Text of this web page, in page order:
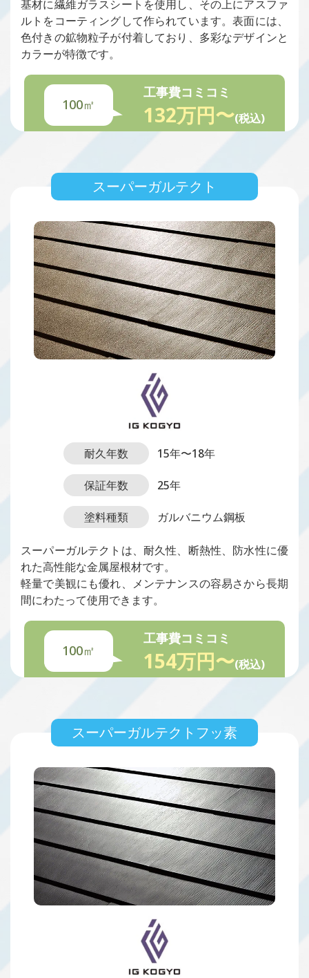
基材に繊維ガラスシートを使用し、その上にアスファ
ルトをコーティングして作られています。表面には、
色付きの鉱物粒子が付着しており、多彩なデザインと
カラーが特徴です。
100㎡
工事費コミコミ
132万円〜(税込)
スーパーガルテクト
耐久年数 15年〜18年
保証年数 25年
塗料種類 ガルバニウム鋼板
スーパーガルテクトは、耐久性、断熱性、防水性に優
れた高性能な金属屋根材です。
軽量で美観にも優れ、メンテナンスの容易さから長期
間にわたって使用できます。
100㎡
工事費コミコミ
154万円〜(税込)
スーパーガルテクトフッ素